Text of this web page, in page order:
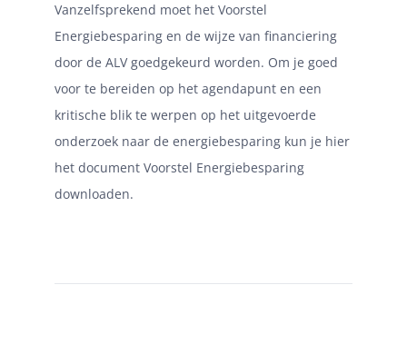
Vanzelfsprekend moet het Voorstel
Energiebesparing en de wijze van financiering
door de ALV goedgekeurd worden. Om je goed
voor te bereiden op het agendapunt en een
kritische blik te werpen op het uitgevoerde
onderzoek naar de energiebesparing kun je hier
het document Voorstel Energiebesparing
downloaden.